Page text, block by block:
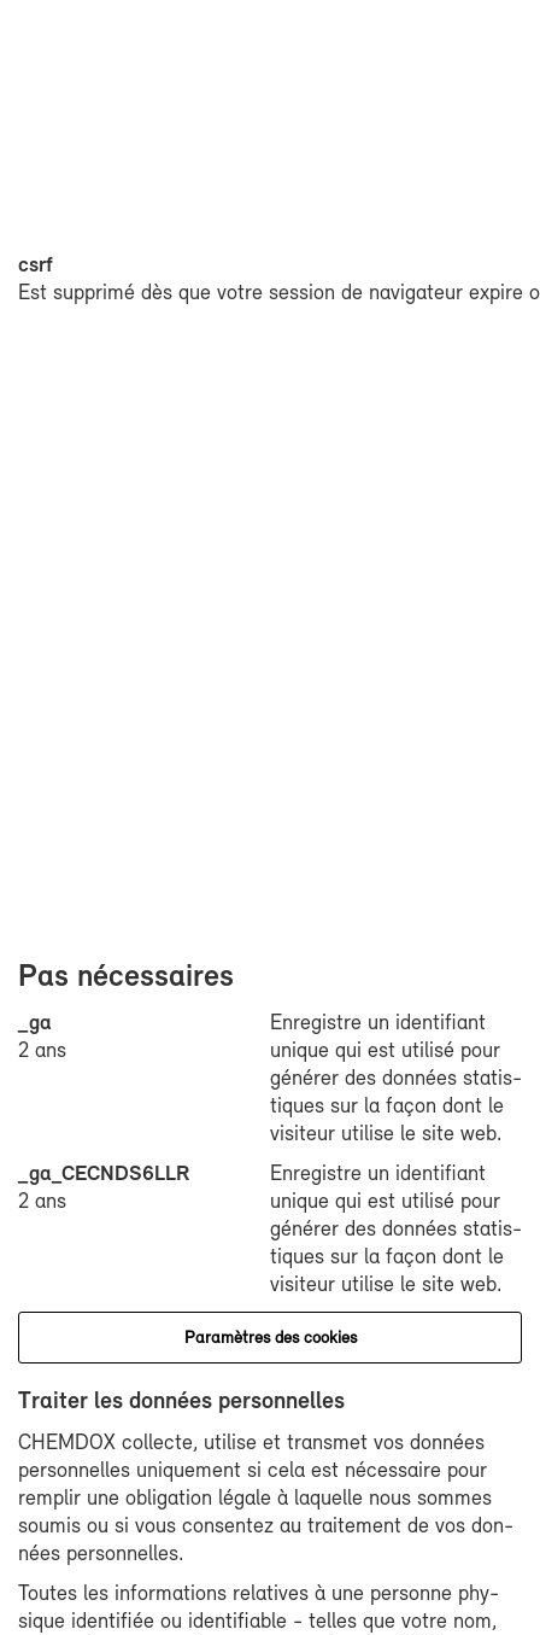
csrf
Est sup­pri­mé dès que votre ses­sion de na­vi­ga­teur ex­pire
Pas né­ces­saires
_ga
2 ans
En­re­gistre un iden­ti­fiant
unique qui est uti­li­sé pour
gé­né­rer des don­nées sta­tis­
tiques sur la fa­çon dont le
vi­si­teur uti­lise le site web.
_ga_CECNDS6LLR
2 ans
En­re­gistre un iden­ti­fiant
unique qui est uti­li­sé pour
gé­né­rer des don­nées sta­tis­
tiques sur la fa­çon dont le
vi­si­teur uti­lise le site web.
Pa­ra­mètres des co­okies
Trai­ter les don­nées per­son­nelles
CHEM­DOX col­lecte, uti­lise et trans­met vos don­nées
per­son­nelles uni­que­ment si ce­la est né­ces­saire pour
rem­plir une obli­ga­tion lé­gale à la­quelle nous sommes
sou­mis ou si vous consen­tez au trai­te­ment de vos don­
nées per­son­nelles.
Toutes les in­for­ma­tions re­la­tives à une per­sonne phy­
sique iden­ti­fiée ou iden­ti­fiable - telles que votre nom,